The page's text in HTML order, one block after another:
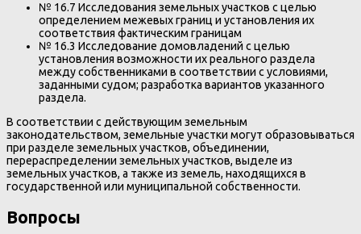
№ 16.7 Исследования земельных участков с целью
определением межевых границ и установления их
соответствия фактическим границам
№ 16.3 Исследование домовладений с целью
установления возможности их реального раздела
между собственниками в соответствии с условиями,
заданными судом; разработка вариантов указанного
раздела.
В соответствии с действующим земельным
законодательством, земельные участки могут образовываться
при разделе земельных участков, объединении,
перераспределении земельных участков, выделе из
земельных участков, а также из земель, находящихся в
государственной или муниципальной собственности.
Вопросы